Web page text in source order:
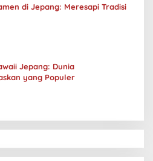
di Jepang: Meresapi Tradisi
Jepang: Dunia
yang Populer